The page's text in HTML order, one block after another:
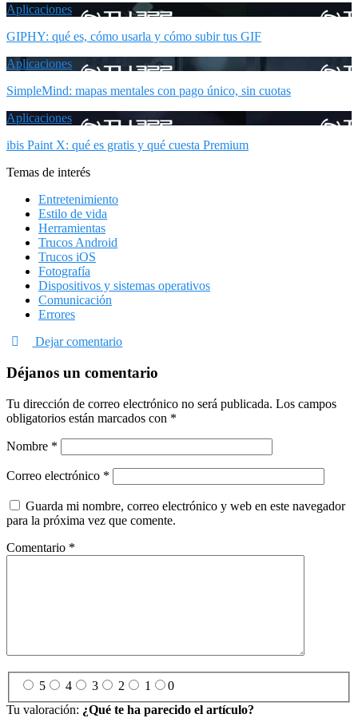
Aplicaciones
GIPHY: qué es, cómo usarla y cómo subir tus GIF
Aplicaciones
SimpleMind: mapas mentales con pago único, sin cuotas
Aplicaciones
ibis Paint X: qué es gratis y qué cuesta Premium
Temas de interés
Entretenimiento
Estilo de vida
Herramientas
Trucos Android
Trucos iOS
Fotografía
Dispositivos y sistemas operativos
Comunicación
Errores
Dejar comentario
Déjanos un comentario
Tu dirección de correo electrónico no será publicada. Los campos
obligatorios están marcados con *
Nombre *
Correo electrónico *
Guarda mi nombre, correo electrónico y web en este navegador
para la próxima vez que comente.
Comentario *
5 4 3 2 1
0
Tu valoración: ¿Qué te ha parecido el artículo?